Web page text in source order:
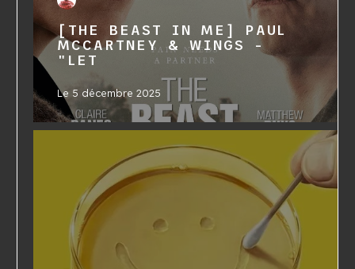
[THE BEAST IN ME] PAUL
MCCARTNEY & WINGS -
"LET
Le 5 décembre 2025